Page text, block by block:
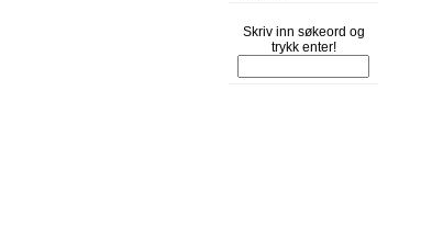
Skriv inn søkeord og
trykk enter!